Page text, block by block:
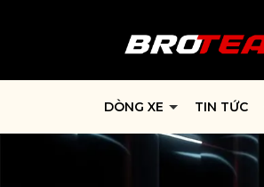
DÒNG XE TIN TỨC